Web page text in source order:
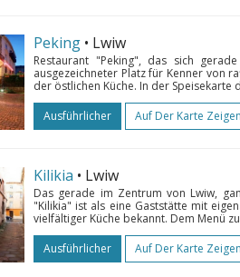
Peking • Lwiw
Restaurant "Peking", das sich
ausgezeichneter Platz für Kenner von
der östlichen Küche. In der
Ausführlicher
Auf Der Karte Zeigen
Kilikia • Lwiw
Das gerade im Zentrum von Lwiw,
"Kilikia" ist als eine Gaststätte mit
vielfältiger Küche bekannt. Dem Menü
Ausführlicher
Auf Der Karte Zeigen